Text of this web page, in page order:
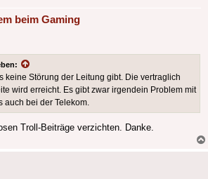
beim Gaming
keine Störung der Leitung gibt. Die vertraglich
wird erreicht. Es gibt zwar irgendein Problem mit
bei der Telekom.
Troll-Beiträge verzichten. Danke.